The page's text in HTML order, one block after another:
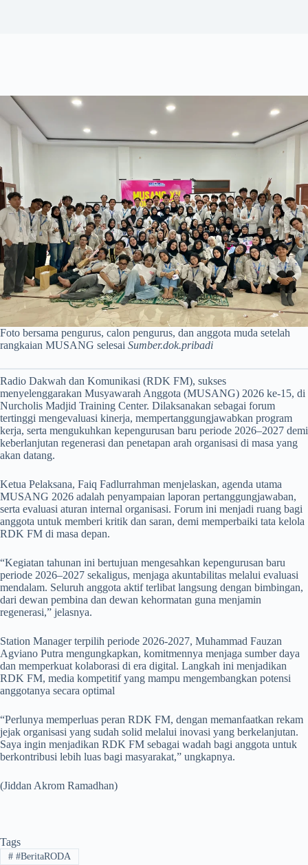
Foto bersama pengurus, calon pengurus, dan anggota muda setelah
rangkaian MUSANG selesai Sumber.dok.pribadi
Radio Dakwah dan Komunikasi (RDK FM), sukses
menyelenggarakan Musyawarah Anggota (MUSANG) 2026 ke-15, di
Nurcholis Madjid Training Center. Dilaksanakan sebagai forum
tertinggi mengevaluasi kinerja, mempertanggungjawabkan program
kerja, serta mengukuhkan kepengurusan baru periode 2026–2027 demi
keberlanjutan regenerasi dan penetapan arah organisasi di masa yang
akan datang.
Ketua Pelaksana, Faiq Fadlurrahman menjelaskan, agenda utama
MUSANG 2026 adalah penyampaian laporan pertanggungjawaban,
serta evaluasi aturan internal organisasi. Forum ini menjadi ruang bagi
anggota untuk memberi kritik dan saran, demi memperbaiki tata kelola
RDK FM di masa depan.
“Kegiatan tahunan ini bertujuan mengesahkan kepengurusan baru
periode 2026–2027 sekaligus, menjaga akuntabilitas melalui evaluasi
mendalam. Seluruh anggota aktif terlibat langsung dengan bimbingan,
dari dewan pembina dan dewan kehormatan guna menjamin
regenerasi,” jelasnya.
Station Manager terpilih periode 2026-2027, Muhammad Fauzan
Agviano Putra mengungkapkan, komitmennya menjaga sumber daya
dan memperkuat kolaborasi di era digital. Langkah ini menjadikan
RDK FM, media kompetitif yang mampu mengembangkan potensi
anggotanya secara optimal
“Perlunya memperluas peran RDK FM, dengan memanfaatkan rekam
jejak organisasi yang sudah solid melalui inovasi yang berkelanjutan.
Saya ingin menjadikan RDK FM sebagai wadah bagi anggota untuk
berkontribusi lebih luas bagi masyarakat,” ungkapnya.
(Jiddan Akrom Ramadhan)
Tags
##BeritaRODA